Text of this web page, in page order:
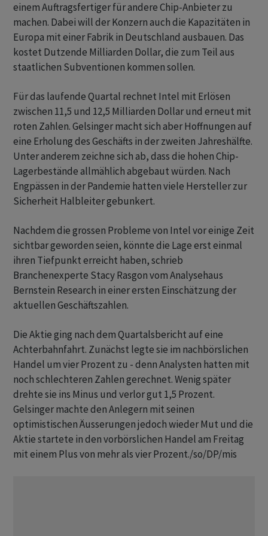
einem Auftragsfertiger für andere Chip-Anbieter zu
machen. Dabei will der Konzern auch die Kapazitäten in
Europa mit einer Fabrik in Deutschland ausbauen. Das
kostet Dutzende Milliarden Dollar, die zum Teil aus
staatlichen Subventionen kommen sollen.
Für das laufende Quartal rechnet Intel mit Erlösen
zwischen 11,5 und 12,5 Milliarden Dollar und erneut mit
roten Zahlen. Gelsinger macht sich aber Hoffnungen auf
eine Erholung des Geschäfts in der zweiten Jahreshälfte.
Unter anderem zeichne sich ab, dass die hohen Chip-
Lagerbestände allmählich abgebaut würden. Nach
Engpässen in der Pandemie hatten viele Hersteller zur
Sicherheit Halbleiter gebunkert.
Nachdem die grossen Probleme von Intel vor einige Zeit
sichtbar geworden seien, könnte die Lage erst einmal
ihren Tiefpunkt erreicht haben, schrieb
Branchenexperte Stacy Rasgon vom Analysehaus
Bernstein Research in einer ersten Einschätzung der
aktuellen Geschäftszahlen.
Die Aktie ging nach dem Quartalsbericht auf eine
Achterbahnfahrt. Zunächst legte sie im nachbörslichen
Handel um vier Prozent zu - denn Analysten hatten mit
noch schlechteren Zahlen gerechnet. Wenig später
drehte sie ins Minus und verlor gut 1,5 Prozent.
Gelsinger machte den Anlegern mit seinen
optimistischen Äusserungen jedoch wieder Mut und die
Aktie startete in den vorbörslichen Handel am Freitag
mit einem Plus von mehr als vier Prozent./so/DP/mis